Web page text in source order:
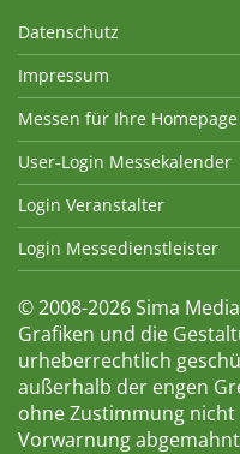
Datenschutz
Impressum
Messen für Ihre Homepage
User-Login Messekalender
Login Veranstalter
Login Messedienstleister
© 2008-2026 Sima
Grafiken und die
urheberrechtlich
außerhalb der engen
ohne Zustimmung
Vorwarnung